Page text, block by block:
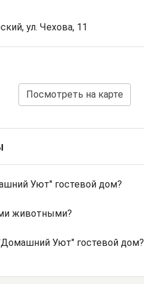
ул. Чехова, 11
Посмотреть на карте
Уют" гостевой дом?
животными?
Уют" гостевой дом?